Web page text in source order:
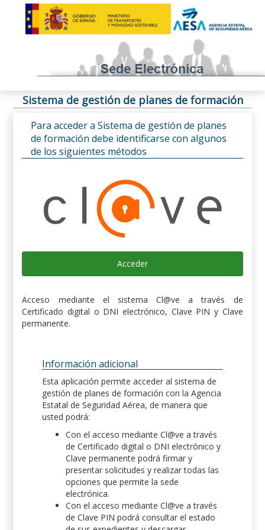
Sistema de gestión de planes de formación
Para acceder a Sistema de gestión de planes
de formación debe identificarse con algunos
de los siguientes métodos
Acceder
Acceso mediante el sistema Cl@ve a través de
Certificado digital o DNI electrónico, Clave PIN y Clave
permanente.
Información adicional
Esta aplicación permite acceder al sistema de
gestión de planes de formación con la Agencia
Estatal de Seguridad Aérea, de manera que
usted podrá:
Con el acceso mediante Cl@ve a través
de Certificado digital o DNI electrónico y
Clave permanente podrá firmar y
presentar solicitudes y realizar todas las
opciones que permite la sede
electrónica.
Con el acceso mediante Cl@ve a través
de Clave PIN podrá consultar el estado